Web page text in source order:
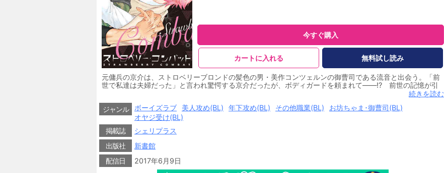
今すぐ購入
カートに入れる 無料試し読み
元傭兵の京介は、ストロベリーブロンドの髪色の男・美作コンツェルンの御曹司である流音と出会う。「前
世で私達は夫婦だった」と言われ驚愕する京介だったが、ボディガードを頼まれて――!? 前世の記憶が引
続きを読む
ジャンル
ボーイズラブ 美人攻め(BL) 年下攻め(BL) その他職業(BL)
お坊ちゃま･御曹司(BL)
オヤジ受け(BL)
掲載誌
シェリプラス
出版社
新書館
配信日
2017年6月9日